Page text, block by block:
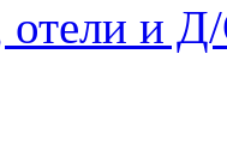
отели и